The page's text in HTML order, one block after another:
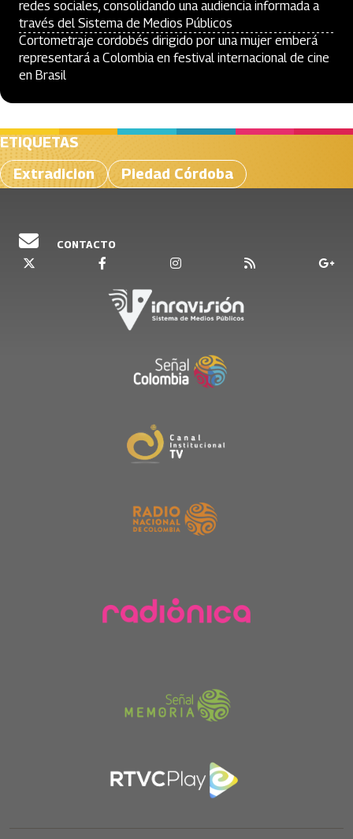
redes sociales, consolidando una audiencia informada a
través del Sistema de Medios Públicos
Cortometraje cordobés dirigido por una mujer emberá
representará a Colombia en festival internacional de cine
en Brasil
ETIQUETAS
Extradicion
Piedad Córdoba
CONTACTO